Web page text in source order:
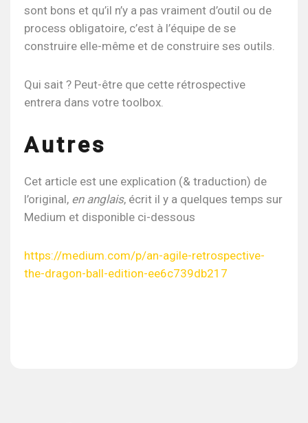
sont bons et qu’il n’y a pas vraiment d’outil ou de
process obligatoire, c’est à l’équipe de se
construire elle-même et de construire ses outils.
Qui sait ? Peut-être que cette rétrospective
entrera dans votre toolbox.
Autres
Cet article est une explication (& traduction) de
l’original, en anglais, écrit il y a quelques temps sur
Medium et disponible ci-dessous
https://medium.com/p/an-agile-retrospective-
the-dragon-ball-edition-ee6c739db217